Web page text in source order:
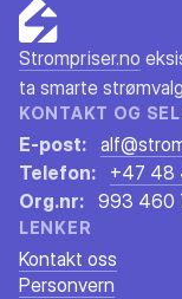
Strompriser.no
ta smarte
KONTAKT OG
E-post:
Telefon:
+47 48
Org.nr: 993 460
LENKER
Kontakt oss
Personvern